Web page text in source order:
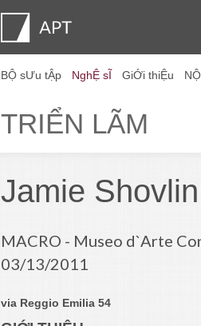
BỘ sƯu tẬp
NghỆ sĨ
GiỚi thiỆu
GẶP
TRIỂN LÃM
Jamie
MACRO - Museo d`Arte
03/13/2011
via Reggio Emilia 54